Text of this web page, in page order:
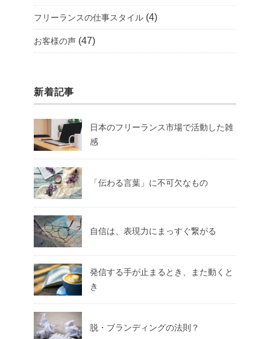
フリーランスの仕事スタイル (4)
お客様の声 (47)
新着記事
日本のフリーランス市場で活動した雑
感
「伝わる言葉」に不可欠なもの
自信は、表現力にまっすぐ繋がる
発信する手が止まるとき、また動くと
き
脱・ブランディングの法則？